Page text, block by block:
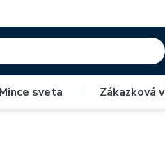
Mince sveta | Zákazková